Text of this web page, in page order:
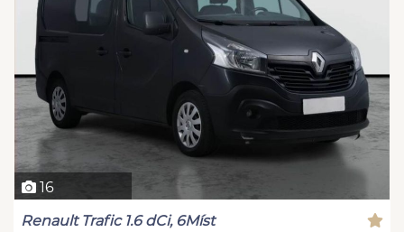
16
Renault Trafic 1.6 dCi, 6Míst